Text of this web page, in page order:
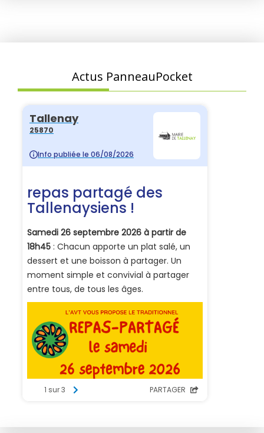
Actus PanneauPocket